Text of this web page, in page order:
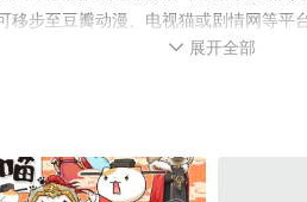
步至豆瓣动漫、电视猫或剧情网等平台
 展开全部